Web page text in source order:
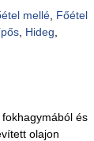
mellé, Főétel
, Hideg
és
olajon